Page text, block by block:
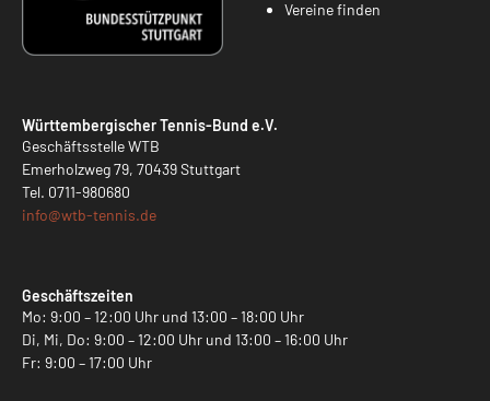
Vereine finden
Württembergischer Tennis-Bund e.V.
Geschäftsstelle WTB
Emerholzweg 79, 70439 Stuttgart
Tel. 0711-980680
info@wtb-tennis.de
Geschäftszeiten
Mo: 9:00 – 12:00 Uhr und 13:00 – 18:00 Uhr
Di, Mi, Do: 9:00 – 12:00 Uhr und 13:00 – 16:00 Uhr
Fr: 9:00 – 17:00 Uhr